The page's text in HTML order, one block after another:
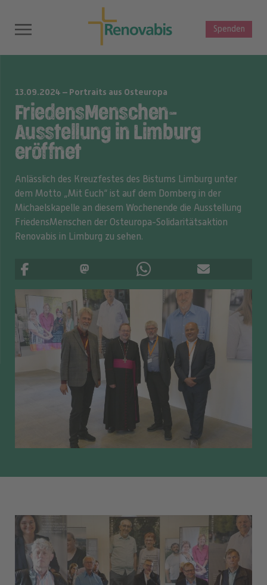
Spenden
13.09.2024 – Portraits aus Osteuropa
FriedensMenschen-
Ausstellung in Limburg
eröffnet
Anlässlich des Kreuzfestes des Bistums Limburg unter
dem Motto „Mit Euch“ ist auf dem Domberg in der
Michaelskapelle an diesem Wochenende die Ausstellung
FriedensMenschen der Osteuropa-Solidaritätsaktion
Renovabis in Limburg zu sehen.